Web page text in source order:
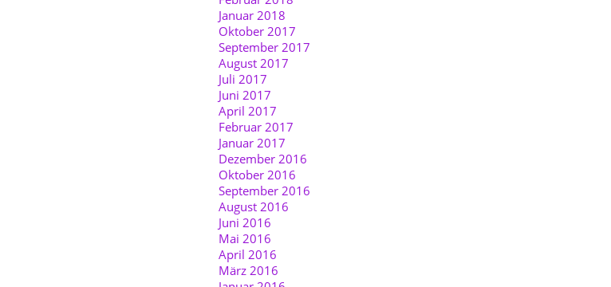
Januar 2018
Oktober 2017
September 2017
August 2017
Juli 2017
Juni 2017
April 2017
Februar 2017
Januar 2017
Dezember 2016
Oktober 2016
September 2016
August 2016
Juni 2016
Mai 2016
April 2016
März 2016